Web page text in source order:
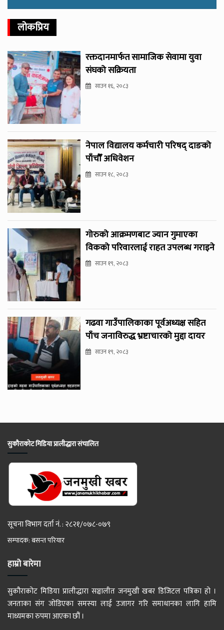
लोकप्रिय
रक्तदानमार्फत सामाजिक सेवामा युवा
संघको सक्रियता
साउन १६, २०८३
नेपाल विद्यालय कर्मचारी परिषद् दाङको
पाँचौँ अधिवेशन
साउन १८, २०८३
गोरुको आक्रमणबाट ज्यान गुमाएका
विकको परिवारलाई राहत उपलब्ध गराइने
साउन १९, २०८३
गढवा गाउँपालिकाका पूर्वअध्यक्ष सहित
पाँच जनाविरुद्ध भ्रष्टाचारको मुद्दा दायर
साउन १९, २०८३
सुकौराकोट मिडिया प्रालीद्धारा संचालित
सूचना विभाग दर्ता नं. : २८२१/०७८-०७९
सम्पादक: बसन्त परियार
हाम्रो बारेमा
सुकौराकोट मिडिया प्रालीद्धारा सञ्चालीत जनमुखी खबर डिजिटल पत्रिका हो ।
जनताका संग जोडिएका समस्या लाई उजागर गरि समाधानका लागि हामि
माध्यमका रुपमा आएका छौं ।